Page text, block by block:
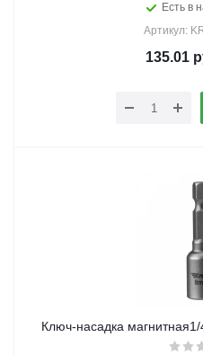
Есть в
Артикул:
135.01
Ключ-насадка